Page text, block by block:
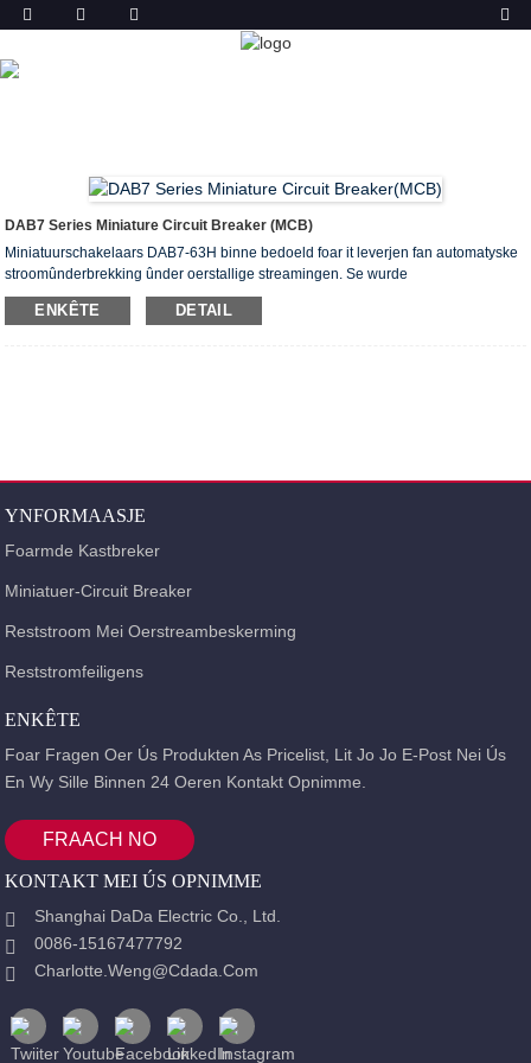
PRODUKT
THÚS
DAB7 Series Miniature Circuit Breaker (MCB)
Miniatuurschakelaars DAB7-63H binne bedoeld foar it leverjen fan automatyske
stroomûnderbrekking ûnder oerstallige streamingen. Se wurde
oanrikkemandearre foar gebrûk yn groepspanels (appartemint en ferdjipping) en
distribúsjeborden fan wen-, húshâldlike, iepenbiere en bestjoerlike gebouwen.
ENKÊTE DETAIL
YNFORMAASJE
Foarmde Kastbreker
Miniatuer-Circuit Breaker
Reststroom Mei Oerstreambeskerming
Reststromfeiligens
ENKÊTE
Foar Fragen Oer Ús Produkten As Pricelist, Lit Jo Jo E-Post Nei Ús
En Wy Sille Binnen 24 Oeren Kontakt Opnimme.
FRAACH NO
KONTAKT MEI ÚS OPNIMME
Shanghai DaDa Electric Co., Ltd.
0086-15167477792
Charlotte.weng@cdada.com